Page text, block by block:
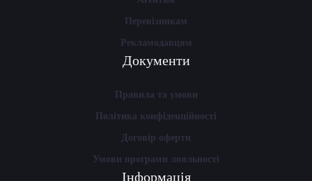
Перевізникам
Рекламодавцям
Документи
Правила та умови
Політика конфіденційності
Договір оферти
Умови програми лояльності
Інформація